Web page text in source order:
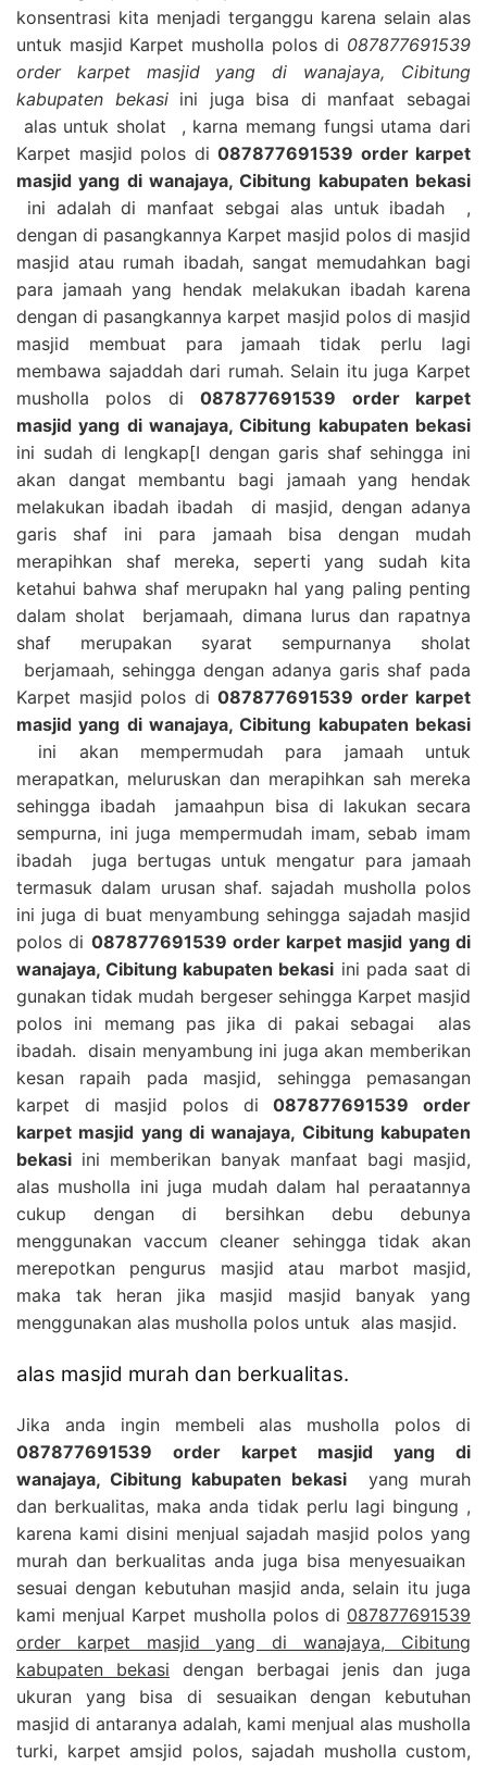
konsentrasi kita menjadi terganggu karena selain alas
untuk masjid Karpet musholla polos di 087877691539
order karpet masjid yang di wanajaya, Cibitung
kabupaten bekasiini juga bisa di manfaat sebagai
alas untuk sholat , karna memang fungsi utama dari
Karpet masjid polos di 087877691539 order karpet
masjid yang di wanajaya, Cibitung kabupaten bekasi
ini adalah di manfaat sebgai alas untuk ibadah ,
dengan di pasangkannya Karpet masjid polos di masjid
masjid atau rumah ibadah, sangat memudahkan bagi
para jamaah yang hendak melakukan ibadah karena
dengan di pasangkannya karpet masjid polos di masjid
masjid membuat para jamaah tidak perlu lagi
membawa sajaddah dari rumah. Selain itu juga Karpet
musholla polos di087877691539 order karpet
masjid yang di wanajaya, Cibitung kabupaten bekasi
ini sudah di lengkap[I dengan garis shaf sehingga ini
akan dangat membantu bagi jamaah yang hendak
melakukan ibadah ibadah di masjid, dengan adanya
garis shaf ini para jamaah bisa dengan mudah
merapihkan shaf mereka, seperti yang sudah kita
ketahui bahwa shaf merupakn hal yang paling penting
dalam sholat berjamaah, dimana lurus dan rapatnya
shaf merupakan syarat sempurnanya sholat
berjamaah, sehingga dengan adanya garis shaf pada
Karpet masjid polos di 087877691539 order karpet
masjid yang di wanajaya, Cibitung kabupaten bekasi
ini akan mempermudah para jamaah untuk
merapatkan, meluruskan dan merapihkan sah mereka
sehingga ibadah jamaahpun bisa di lakukan secara
sempurna, ini juga mempermudah imam, sebab imam
ibadah juga bertugas untuk mengatur para jamaah
termasuk dalam urusan shaf. sajadah musholla polos
ini juga di buat menyambung sehingga sajadah masjid
polos di 087877691539 order karpet masjid yang di
wanajaya, Cibitung kabupaten bekasi ini pada saat di
gunakan tidak mudah bergeser sehingga Karpet masjid
polos ini memang pas jika di pakai sebagai alas
ibadah. disain menyambung ini juga akan memberikan
kesan rapaih pada masjid, sehingga pemasangan
karpet di masjid polos di087877691539 order
karpet masjid yang di wanajaya, Cibitung kabupaten
bekasi ini memberikan banyak manfaat bagi masjid,
alas musholla ini juga mudah dalam hal peraatannya
cukup dengan di bersihkan debu debunya
menggunakan vaccum cleaner sehingga tidak akan
merepotkan pengurus masjid atau marbot masjid,
maka tak heran jika masjid masjid banyak yang
menggunakan alas musholla polos untuk alas masjid.
alas masjid murah dan berkualitas.
Jika anda ingin membeli alas musholla polos di
087877691539 order karpet masjid yang di
wanajaya, Cibitung kabupaten bekasi yang murah
dan berkualitas, maka anda tidak perlu lagi bingung ,
karena kami disini menjual sajadah masjid polos yang
murah dan berkualitas anda juga bisa menyesuaikan
sesuai dengan kebutuhan masjid anda, selain itu juga
kami menjual Karpet musholla polos di 087877691539
order karpet masjid yang di wanajaya, Cibitung
kabupaten bekasi dengan berbagai jenis dan juga
ukuran yang bisa di sesuaikan dengan kebutuhan
masjid di antaranya adalah, kami menjual alas musholla
turki, karpet amsjid polos, sajadah musholla custom,